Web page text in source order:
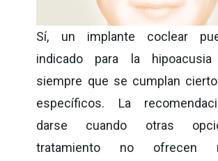
Sí, un implante coclear
indicado para la hipoacusia
siempre que se cumplan
específicos. La
darse cuando otras
tratamiento no ofrecen